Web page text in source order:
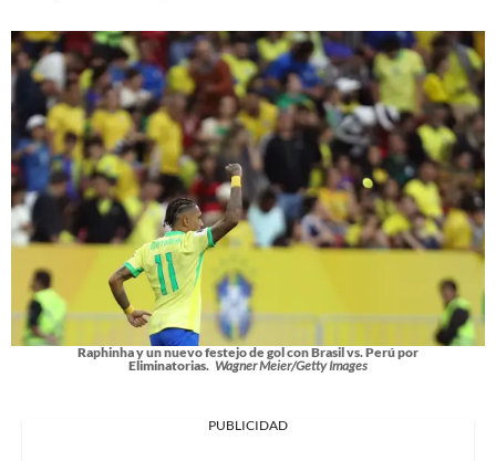
Raphinha y un nuevo festejo de gol con Brasil vs. Perú por
Eliminatorias. Wagner Meier/Getty Images
PUBLICIDAD